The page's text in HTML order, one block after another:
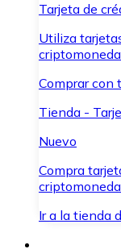
Tarjeta de
Utiliza
Comprar con
Tienda -
Nuevo
Compra
Ir a la tienda